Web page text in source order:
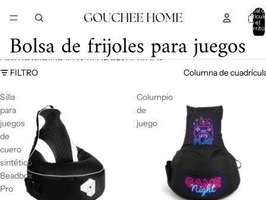
Total
en el
carrito:
Bolsa de frijoles para juegos
OMITIR PARA IR A LISTA DE RESULTADOS
FILTRO
Columna de
Silla
para
juegos
de
cuero
sintético
Beadbox
Pro
Columpio
de
juego